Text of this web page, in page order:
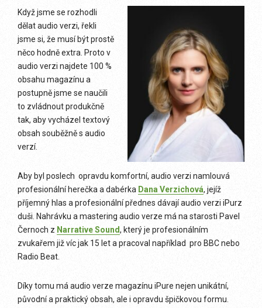
Když jsme se rozhodli
dělat audio verzi, řekli
jsme si, že musí být prostě
něco hodně extra. Proto v
audio verzi najdete 100 %
obsahu magazínu a
postupně jsme se naučili
to zvládnout produkčně
tak, aby vycházel textový
obsah souběžně s audio
verzí.
Aby byl poslech opravdu komfortní, audio verzi namlouvá
profesionální herečka a dabérka Dana Verzichová, jejíž
příjemný hlas a profesionální přednes dávají audio verzi iPurz
duši. Nahrávku a mastering audio verze má na starosti Pavel
Černoch z Narrative Sound, který je profesionálním
zvukařem již víc jak 15 let a pracoval například pro BBC nebo
Radio Beat.
Díky tomu má audio verze magazínu iPure nejen unikátní,
původní a praktický obsah, ale i opravdu špičkovou formu.